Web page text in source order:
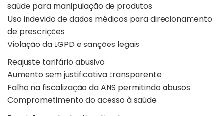
saúde para manipulação de produtos
Uso indevido de dados médicos para direcionamento
de prescrições
Violação da LGPD e sanções legais
Reajuste tarifário abusivo
Aumento sem justificativa transparente
Falha na fiscalização da ANS permitindo abusos
Comprometimento do acesso à saúde